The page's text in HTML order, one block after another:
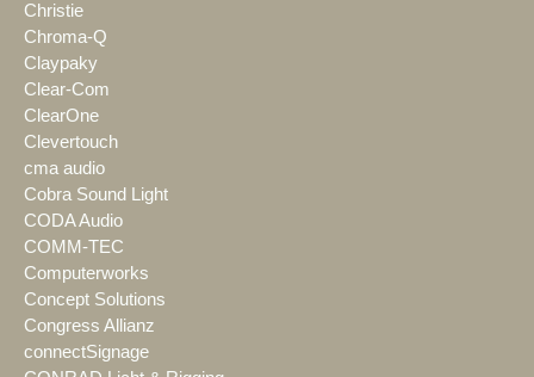
Christie
Chroma-Q
Claypaky
Clear-Com
ClearOne
Clevertouch
cma audio
Cobra Sound Light
CODA Audio
COMM-TEC
Computerworks
Concept Solutions
Congress Allianz
connectSignage